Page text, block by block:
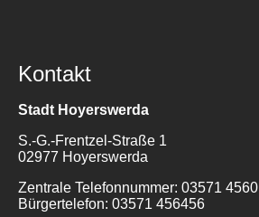
Kontakt
Stadt Hoyerswerda
S.-G.-Frentzel-Straße 1
02977 Hoyerswerda
Zentrale Telefonnummer: 03571 4560
Bürgertelefon: 03571 456456